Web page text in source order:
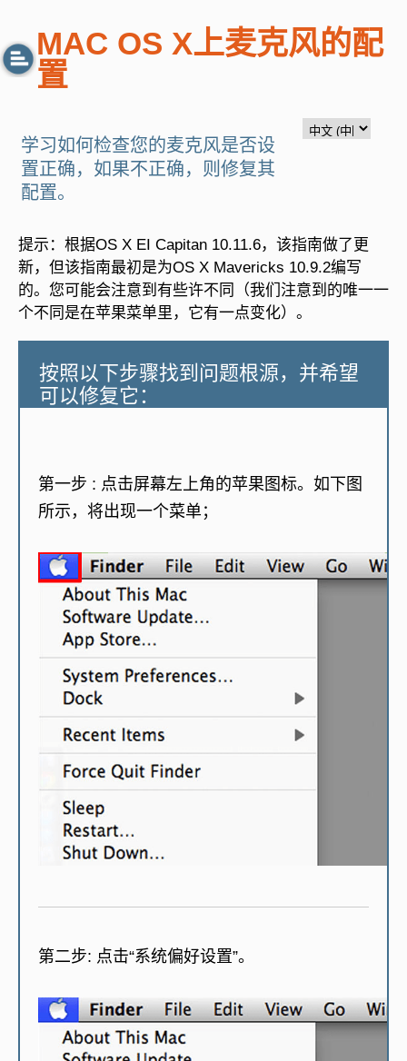
MAC OS X上麦克风的配
置
学习如何检查您的麦克风是否设
置正确，如果不正确，则修复其
配置。
提示：根据OS X EI Capitan 10.11.6，该指南做了更
新，但该指南最初是为OS X Mavericks 10.9.2编写
的。您可能会注意到有些许不同（我们注意到的唯一一
个不同是在苹果菜单里，它有一点变化）。
按照以下步骤找到问题根源，并希望
可以修复它：
第一步 : 点击屏幕左上角的苹果图标。如下图
所示，将出现一个菜单；
第二步: 点击“系统偏好设置”。